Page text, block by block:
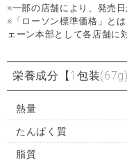
※一部の店舗により、発売
※「ローソン標準価格」と
ェーン本部として各店舗に
栄養成分 【1包装
熱量
たんぱく質
脂質